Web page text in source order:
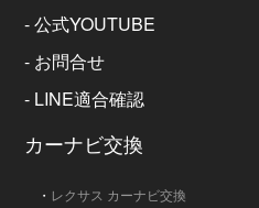
-公式YOUTUBE
- お問合せ
- LINE適合確認
カーナビ交換
・ レクサス カーナビ交換